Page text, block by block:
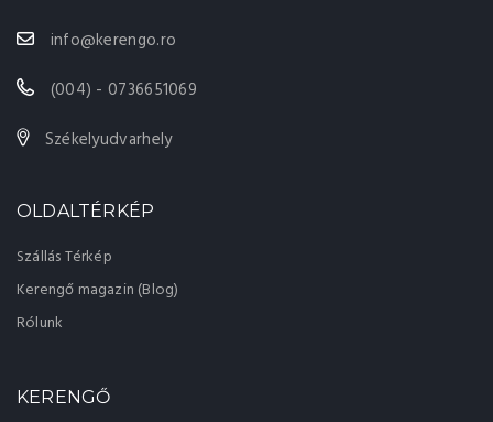
info@kerengo.ro
(004) - 0736651069
Székelyudvarhely
OLDALTÉRKÉP
Szállás Térkép
Kerengő magazin (Blog)
Rólunk
KERENGŐ